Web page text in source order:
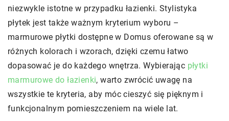
niezwykle istotne w przypadku łazienki. Stylistyka
płytek jest także ważnym kryterium wyboru –
marmurowe płytki dostępne w Domus oferowane są w
różnych kolorach i wzorach, dzięki czemu łatwo
dopasować je do każdego wnętrza. Wybierając płytki
marmurowe do łazienki, warto zwrócić uwagę na
wszystkie te kryteria, aby móc cieszyć się pięknym i
funkcjonalnym pomieszczeniem na wiele lat.